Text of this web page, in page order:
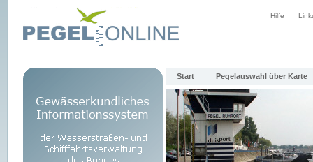
Hilfe
Start Pegelauswahl über Karte